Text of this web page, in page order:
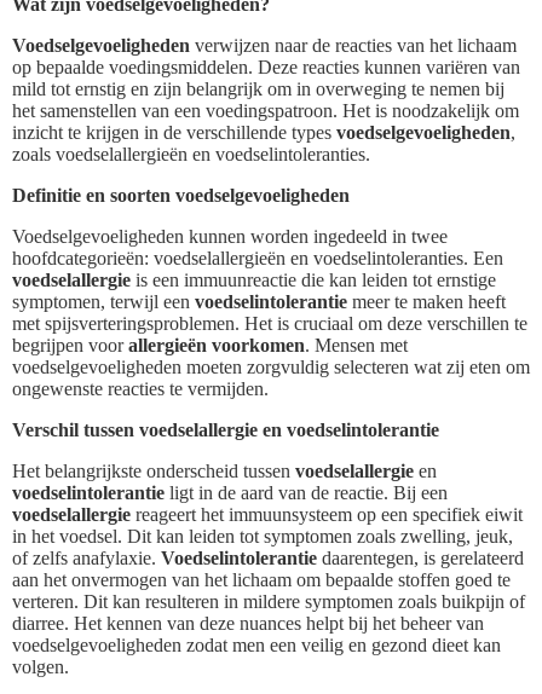
Wat zijn voedselgevoeligheden?
Voedselgevoeligheden verwijzen naar de reacties van het lichaam
op bepaalde voedingsmiddelen. Deze reacties kunnen variëren van
mild tot ernstig en zijn belangrijk om in overweging te nemen bij
het samenstellen van een voedingspatroon. Het is noodzakelijk om
inzicht te krijgen in de verschillende types voedselgevoeligheden,
zoals voedselallergieën en voedselintoleranties.
Definitie en soorten voedselgevoeligheden
Voedselgevoeligheden kunnen worden ingedeeld in twee
hoofdcategorieën: voedselallergieën en voedselintoleranties. Een
voedselallergie is een immuunreactie die kan leiden tot ernstige
symptomen, terwijl een voedselintolerantie meer te maken heeft
met spijsverteringsproblemen. Het is cruciaal om deze verschillen te
begrijpen voorallergieën voorkomen. Mensen met
voedselgevoeligheden moeten zorgvuldig selecteren wat zij eten om
ongewenste reacties te vermijden.
Verschil tussen voedselallergie en voedselintolerantie
Het belangrijkste onderscheid tussen voedselallergie en
voedselintolerantie ligt in de aard van de reactie. Bij een
voedselallergie reageert het immuunsysteem op een specifiek eiwit
in het voedsel. Dit kan leiden tot symptomen zoals zwelling, jeuk,
of zelfs anafylaxie. Voedselintolerantie daarentegen, is gerelateerd
aan het onvermogen van het lichaam om bepaalde stoffen goed te
verteren. Dit kan resulteren in mildere symptomen zoals buikpijn of
diarree. Het kennen van deze nuances helpt bij het beheer van
voedselgevoeligheden zodat men een veilig en gezond dieet kan
volgen.